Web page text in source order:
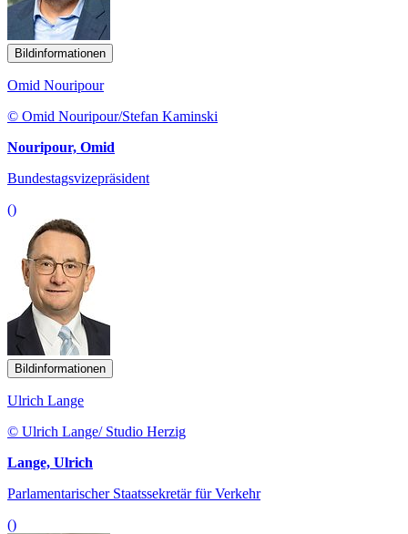
Bildinformationen
Omid Nouripour
© Omid Nouripour/Stefan Kaminski
Nouripour, Omid
Bundestagsvizepräsident
()
Bildinformationen
Ulrich Lange
© Ulrich Lange/ Studio Herzig
Lange, Ulrich
Parlamentarischer Staatssekretär für Verkehr
()